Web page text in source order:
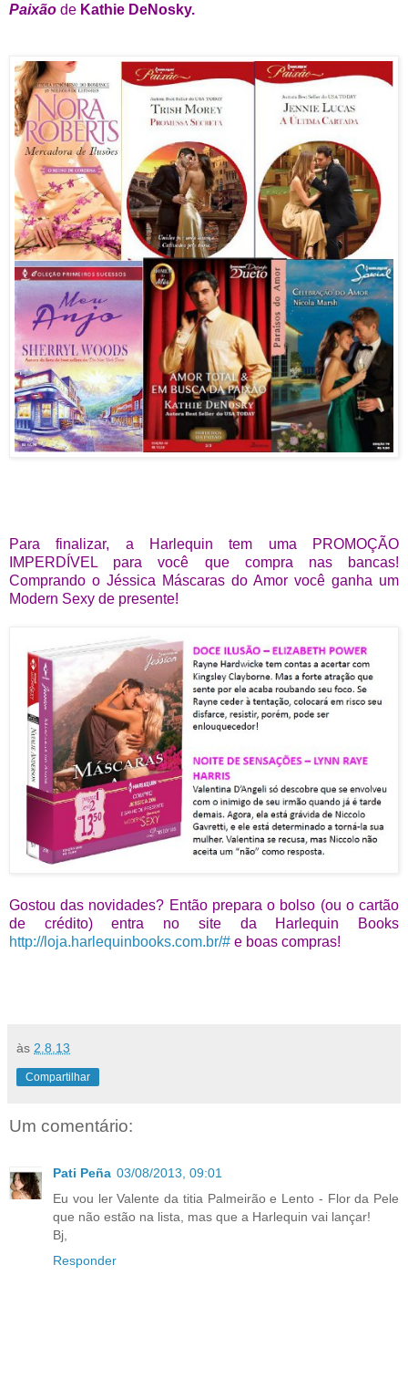
Paixão de Kathie DeNosky.
Para finalizar, a Harlequin tem uma PROMOÇÃO
IMPERDÍVEL para você que compra nas bancas!
Comprando o Jéssica Máscaras do Amor você ganha um
Modern Sexy de presente!
Gostou das novidades? Então prepara o bolso (ou o cartão
de crédito) entra no site da Harlequin Books
http://loja.harlequinbooks.com.br/# e boas compras!
às 2.8.13
Compartilhar
Um comentário:
Pati Peña 03/08/2013, 09:01
Eu vou ler Valente da titia Palmeirão e Lento - Flor da Pele
que não estão na lista, mas que a Harlequin vai lançar!
Bj,
Responder